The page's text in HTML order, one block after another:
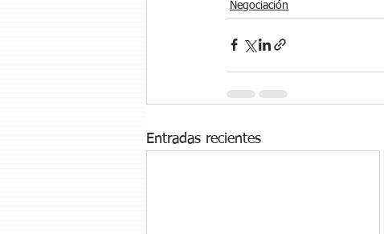
Negociación
Entradas recientes